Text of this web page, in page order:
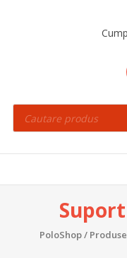
Products
search
PoloShop/